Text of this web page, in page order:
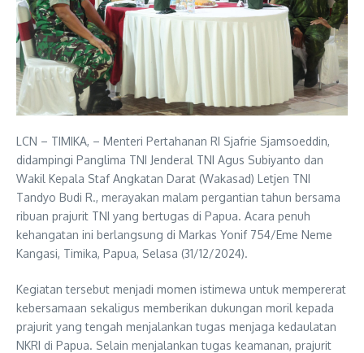
LCN – TIMIKA, – Menteri Pertahanan RI Sjafrie Sjamsoeddin,
didampingi Panglima TNI Jenderal TNI Agus Subiyanto dan
Wakil Kepala Staf Angkatan Darat (Wakasad) Letjen TNI
Tandyo Budi R., merayakan malam pergantian tahun bersama
ribuan prajurit TNI yang bertugas di Papua. Acara penuh
kehangatan ini berlangsung di Markas Yonif 754/Eme Neme
Kangasi, Timika, Papua, Selasa (31/12/2024).
Kegiatan tersebut menjadi momen istimewa untuk mempererat
kebersamaan sekaligus memberikan dukungan moril kepada
prajurit yang tengah menjalankan tugas menjaga kedaulatan
NKRI di Papua. Selain menjalankan tugas keamanan, prajurit